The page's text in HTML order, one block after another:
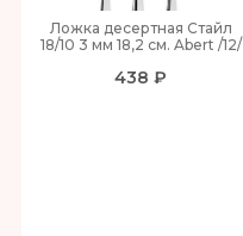
Ложка десертная Стайл
18/10 3 мм 18,2 см. Abert /12/
438 ₽